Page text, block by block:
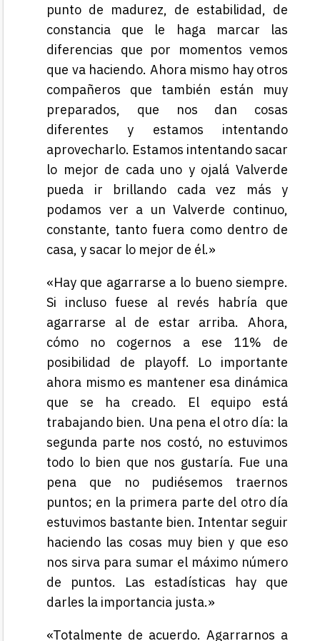
punto de madurez, de estabilidad, de
constancia que le haga marcar las
diferencias que por momentos vemos
que va haciendo. Ahora mismo hay otros
compañeros que también están muy
preparados, que nos dan cosas
diferentes y estamos intentando
aprovecharlo. Estamos intentando sacar
lo mejor de cada uno y ojalá Valverde
pueda ir brillando cada vez más y
podamos ver a un Valverde continuo,
constante, tanto fuera como dentro de
casa, y sacar lo mejor de él.»
«Hay que agarrarse a lo bueno siempre.
Si incluso fuese al revés habría que
agarrarse al de estar arriba. Ahora,
cómo no cogernos a ese 11% de
posibilidad de playoff. Lo importante
ahora mismo es mantener esa dinámica
que se ha creado. El equipo está
trabajando bien. Una pena el otro día: la
segunda parte nos costó, no estuvimos
todo lo bien que nos gustaría. Fue una
pena que no pudiésemos traernos
puntos; en la primera parte del otro día
estuvimos bastante bien. Intentar seguir
haciendo las cosas muy bien y que eso
nos sirva para sumar el máximo número
de puntos. Las estadísticas hay que
darles la importancia justa.»
«Totalmente de acuerdo. Agarrarnos a